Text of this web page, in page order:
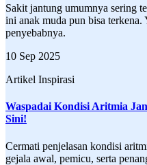
Sakit jantung umumnya sering
ini anak muda pun bisa
penyebabnya.
10 Sep 2025
Artikel Inspirasi
Waspadai Kondisi Aritmia
Sini!
Cermati penjelasan kondisi
gejala awal, pemicu, serta